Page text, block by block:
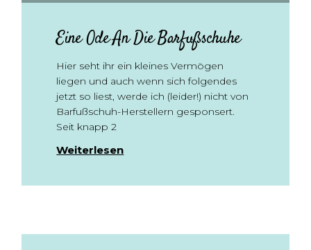
Eine Ode An Die Barfußschuhe
Hier seht ihr ein kleines Vermögen
liegen und auch wenn sich folgendes
jetzt so liest, werde ich (leider!) nicht von
Barfußschuh-Herstellern gesponsert.
Seit knapp 2
Weiterlesen